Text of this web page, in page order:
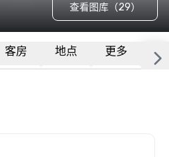
查看图库（29）
客房 地点 更多 常